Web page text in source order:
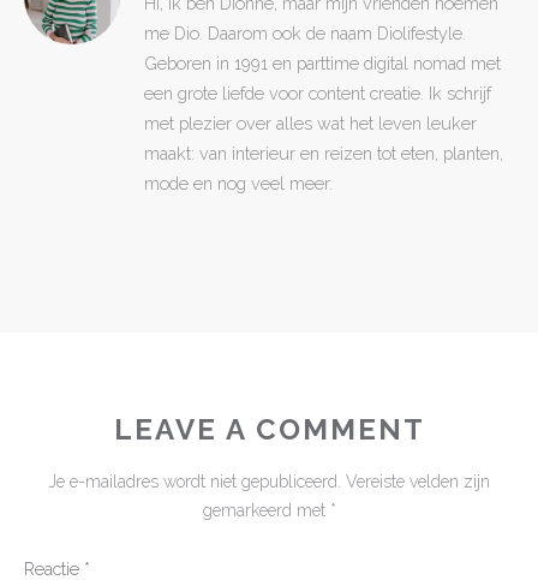
me Dio. Daarom ook de naam Diolifestyle.
Geboren in 1991 en parttime digital nomad met
een grote liefde voor content creatie. Ik schrijf
met plezier over alles wat het leven leuker
maakt: van interieur en reizen tot eten, planten,
mode en nog veel meer.
LEAVE A COMMENT
Je e-mailadres wordt niet gepubliceerd. Vereiste velden zijn
gemarkeerd met *
Reactie *